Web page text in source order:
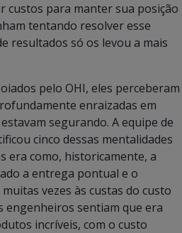
custos para manter sua posição
tentando resolver esse
resultados só os levou a mais
pelo OHI, eles perceberam
enraizadas em
segurando. A equipe de
cinco dessas mentalidades
era como, historicamente, a
a entrega pontual e o
vezes às custas do custo
engenheiros sentiam que era
incríveis, com o custo